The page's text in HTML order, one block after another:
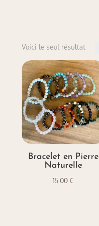
Voici le seul résultat
Bracelet en Pierre
Naturelle
15.00€